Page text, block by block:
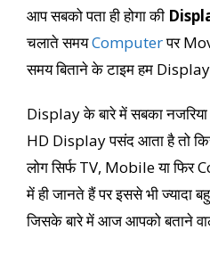
आप सबको पता ही होगा की
चलाते समयComputerपर
समय बिताने के टाइम हम
Display के बारे में सबका
HD Display पसंद आता है तो
लोग सिर्फ TV, Mobile या
में ही जानते हैं पर इससे भी ज्यादा
जिसके बारे में आज आपको बताने